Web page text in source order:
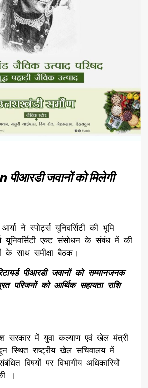
जवानों को मिलेगी
ने स्पोर्ट्स यूनिवर्सिटी की भूमि
यूनिवर्सिटी एक्ट संसोधन के संबंध में की
के साथ समीक्षा बैठक।
पीआरडी जवानों को सम्मानजनक
परिजनों को आर्थिक सहायता राशि
सरकार में युवा कल्याण एवं खेल मंत्री
स्थित राष्ट्रीय खेल सचिवालय में
विषयों पर विभागीय अधिकारियों
।